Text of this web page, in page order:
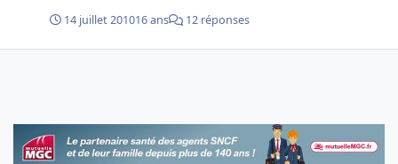
temps s'écoule et la structure s'effrite avec le temps. le
problème, qui prendra en charge la restauration de ce
14 juillet 201016 ans 12 réponses